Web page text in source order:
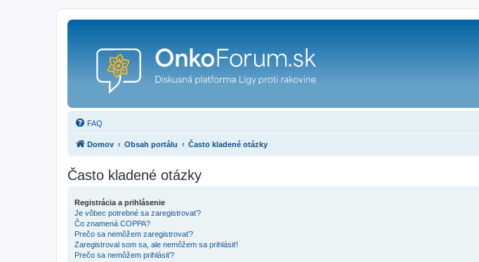
FAQ
Domov Obsah portálu Často kladené otázky
Často kladené otázky
Registrácia a prihlásenie
Je vôbec potrebné sa zaregistrovať?
Čo znamená COPPA?
Prečo sa nemôžem zaregistrovať?
Zaregistroval som sa, ale nemôžem sa prihlásiť!
Prečo sa nemôžem prihlásiť?